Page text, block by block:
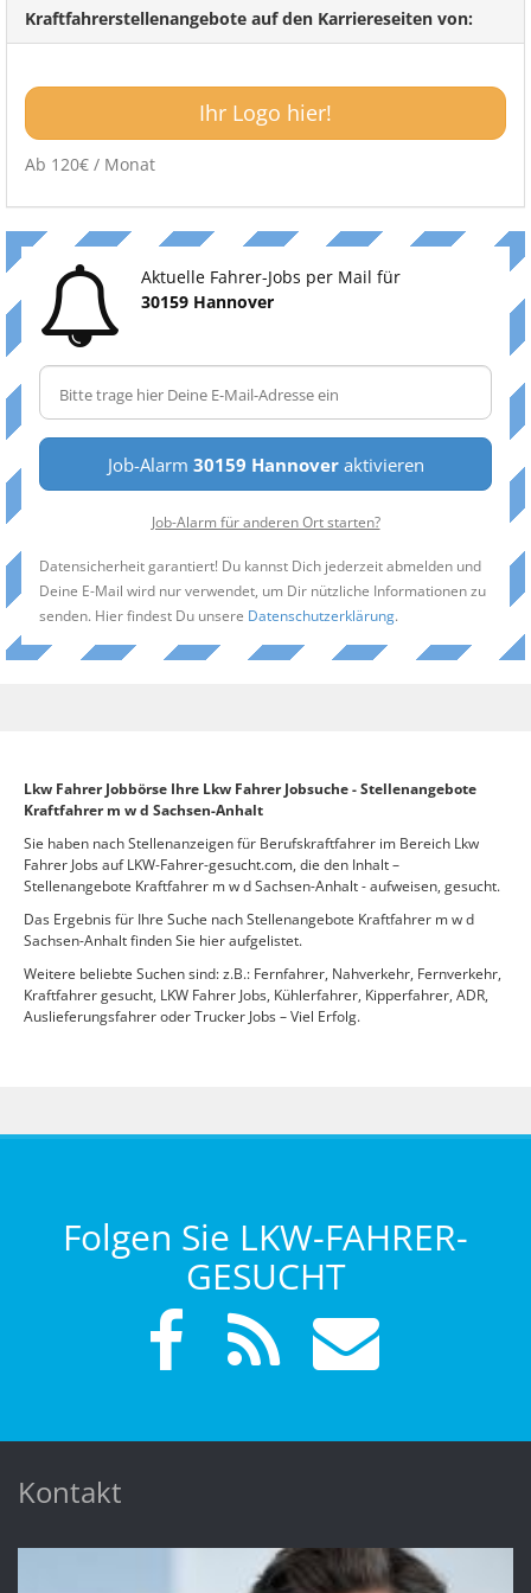
Kraftfahrerstellenangebote auf den Karriereseiten von:
Ihr Logo hier!
Ab 120€ / Monat
Aktuelle Fahrer-Jobs per Mail für
30159 Hannover
Job-Alarm 30159 Hannoveraktivieren
Job-Alarm für anderen Ort starten?
Datensicherheit garantiert! Du kannst Dich jederzeit abmelden und
Deine E-Mail wird nur verwendet, um Dir nützliche Informationen zu
senden. Hier findest Du unsere Datenschutzerklärung.
Lkw Fahrer Jobbörse Ihre Lkw Fahrer Jobsuche - Stellenangebote
Kraftfahrer m w d Sachsen-Anhalt
Sie haben nach Stellenanzeigen für Berufskraftfahrer im Bereich Lkw
Fahrer Jobs auf LKW-Fahrer-gesucht.com, die den Inhalt –
Stellenangebote Kraftfahrer m w d Sachsen-Anhalt - aufweisen, gesucht.
Das Ergebnis für Ihre Suche nach Stellenangebote Kraftfahrer m w d
Sachsen-Anhalt finden Sie hier aufgelistet.
Weitere beliebte Suchen sind: z.B.: Fernfahrer, Nahverkehr, Fernverkehr,
Kraftfahrer gesucht, LKW Fahrer Jobs, Kühlerfahrer, Kipperfahrer, ADR,
Auslieferungsfahrer oder Trucker Jobs – Viel Erfolg.
Folgen Sie LKW-FAHRER-
GESUCHT
Kontakt